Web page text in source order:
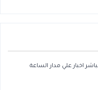
اخبار علي مدار الساعة